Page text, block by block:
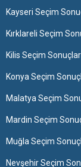
Kayseri Seçim
Kırklareli Seçim
Kilis Seçim
Konya Seçim
Malatya Seçim
Mardin Seçim
Muğla Seçim
Nevşehir Seçim